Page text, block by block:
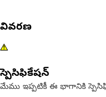
వివరణ
స్పెసిఫికేషన్
మేము ఇప్పటికీ ఈ భాగానికి